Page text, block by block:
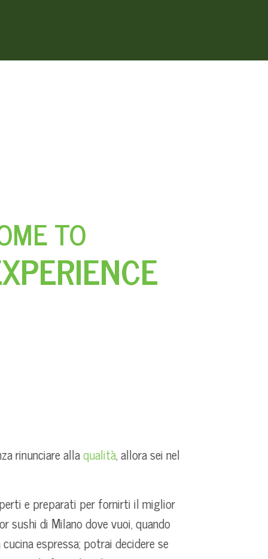
TO
rinunciare allaqualità, allora sei nel
e preparati per fornirti il miglior
sushi di Milanodove vuoi, quando
espressa; potrai decidere se